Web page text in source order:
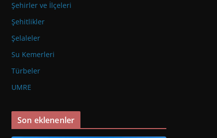
Şehirler ve İlçeleri
Şehitlikler
Şelaleler
Su Kemerleri
Türbeler
UMRE
Son eklenenler